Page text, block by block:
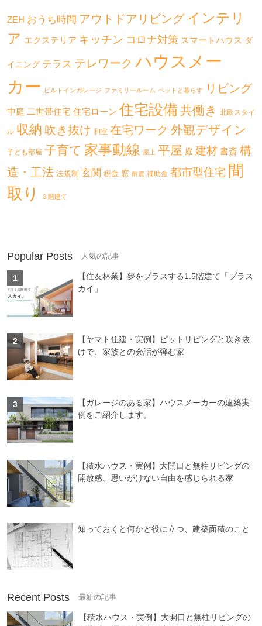
ZEH おうち時間 アウトドアリビング インテリ
ア エクステリア キッチン コロナ対策 スマートハウス ダ
イニング テラス テレワーク ハウスメー
カー
ビルトインガレージ ファミリールーム ペットと暮らす リビング
中庭 二世帯住宅 住宅ローン 住宅設備 共働き 北欧スタイ
ル 収納 吹き抜け 和室 在宅ワーク 外観デザイン
子ども部屋 子育て 家事動線 屋上 平屋 庭 建材 書斎 構
造・工法 法規制 玄関 税金 窓 耐震 補助金 都市型住宅 間
取り
３階建て
Popular Posts
【住友林業】夢をプラスする1.5階建て「プラス
カイ」
【ヤマト住建・実例】ピットリビングと吹き抜
けで、家族との会話が弾む家
【ガレージのある家】ハウスメーカーの建築実
例をご紹介します。
【積水ハウス・実例】大開口と無柱リビングの
開放感。思いがけない自由を感じられる家
知っておくと何かと役に立つ、建築面積のこと
Recent Posts
【積水ハウス・実例】大開口と無柱リビングの